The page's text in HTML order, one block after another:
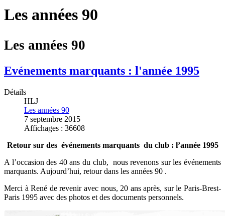
Les années 90
Les années 90
Evénements marquants : l'année 1995
Détails
HLJ
Les années 90
7 septembre 2015
Affichages : 36608
Retour sur des événements marquants du club : l’année 1995
A l’occasion des 40 ans du club, nous revenons sur les événements
marquants. Aujourd’hui, retour dans les années 90 .
Merci à René de revenir avec nous, 20 ans après, sur le Paris-Brest-
Paris 1995 avec des photos et des documents personnels.